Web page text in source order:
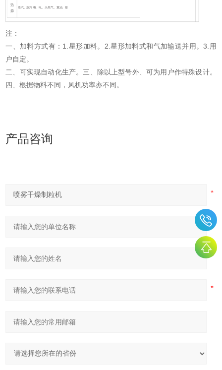
热
源
蒸汽、蒸汽 电、电、天然气、重油、煤
注：
一、加料方式有：1.星形加料。2.星形加料式和气加输送并用。3.用
户自定。
二、可实现自动化生产。三、除以上型号外、可为用户作特殊设计。
四、根据物料不同，风机功率亦不同。
产品咨询